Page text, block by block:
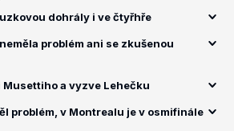
dohrály i ve čtyřhře
problém ani se zkušenou
a vyzve Lehečku
problém, v Montrealu je v osmifinále